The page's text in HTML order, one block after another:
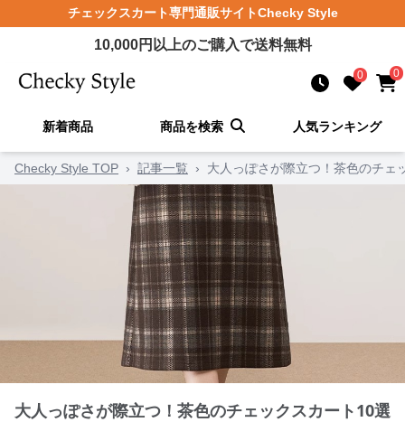
チェックスカート専門通販サイトChecky Style
10,000円以上のご購入で送料無料
0 0
新着商品 商品を検索 人気ランキング
Checky Style TOP › 記事一覧 › 大人っぽさが際立つ！茶色のチェ
大人っぽさが際立つ！茶色のチェックスカート10選